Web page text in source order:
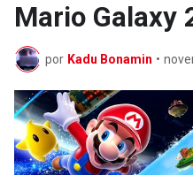
Mario Galaxy
por Kadu Bonamin •